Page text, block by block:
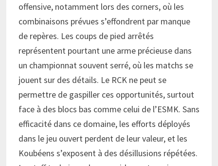
offensive, notamment lors des corners, où les
combinaisons prévues s’effondrent par manque
de repères. Les coups de pied arrêtés
représentent pourtant une arme précieuse dans
un championnat souvent serré, où les matchs se
jouent sur des détails. Le RCK ne peut se
permettre de gaspiller ces opportunités, surtout
face à des blocs bas comme celui de l’ESMK. Sans
efficacité dans ce domaine, les efforts déployés
dans le jeu ouvert perdent de leur valeur, et les
Koubéens s’exposent à des désillusions répétées.